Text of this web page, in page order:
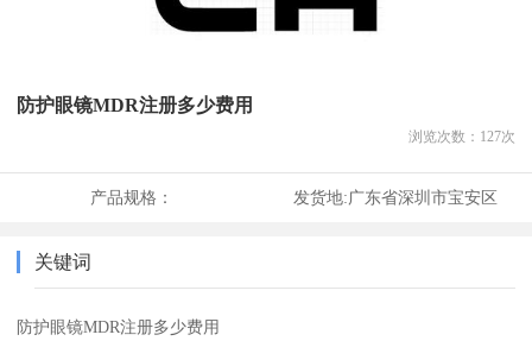
防护眼镜MDR注册多少费用
浏览次数： 127次
产品规格： 发货地:广东省深圳市宝安区
关键词
防护眼镜MDR注册多少费用